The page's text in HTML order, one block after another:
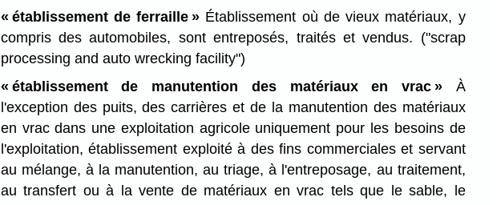
« établissement de ferraille » Établissement où de vieux matériaux, y
compris des automobiles, sont entreposés, traités et vendus. ("scrap
processing and auto wrecking facility")
« établissement de manutention des matériaux en vrac »À
l'exception des puits, des carrières et de la manutention des matériaux
en vrac dans une exploitation agricole uniquement pour les besoins de
l'exploitation, établissement exploité à des fins commerciales et servant
au mélange, à la manutention, au triage, à l'entreposage, au traitement,
au transfert ou à la vente de matériaux en vrac tels que le sable, le